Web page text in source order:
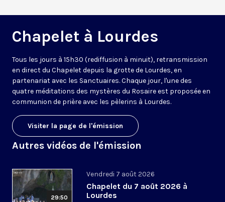
Chapelet à Lourdes
Tous les jours à 15h30 (rediffusion à minuit), retransmission
en direct du Chapelet depuis la grotte de Lourdes, en
partenariat avec les Sanctuaires. Chaque jour, l'une des
quatre méditations des mystères du Rosaire est proposée en
communion de prière avec les pèlerins à Lourdes.
Visiter la page de l'émission
Autres vidéos de l'émission
29:50
Vendredi 7 août 2026
Chapelet du 7 août 2026 à
Lourdes